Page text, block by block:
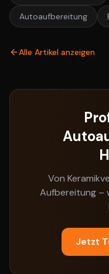
Autoaufbereitung
Alle Artikel anzeigen
Von
Aufbereitung –
Jetzt